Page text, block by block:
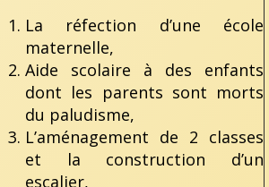
La réfection d’une école
maternelle,
Aide scolaire à des enfants
dont les parents sont morts
du paludisme,
L’aménagement de 2 classes
et la construction d’un
escalier,